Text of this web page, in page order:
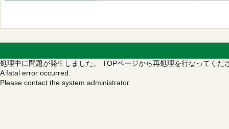
処理中に問題が発生しました。 TOPページから再処理を行なってくだ
A fatal error occurred.
Please contact the system administrator.